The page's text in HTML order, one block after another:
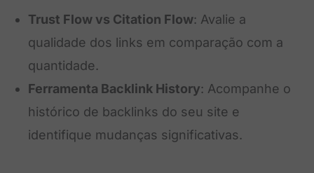
Trust Flow vs Citation Flow: Avalie a
qualidade dos links em comparação com a
quantidade.
Ferramenta Backlink History: Acompanhe o
histórico de backlinks do seu site e
identifique mudanças significativas.